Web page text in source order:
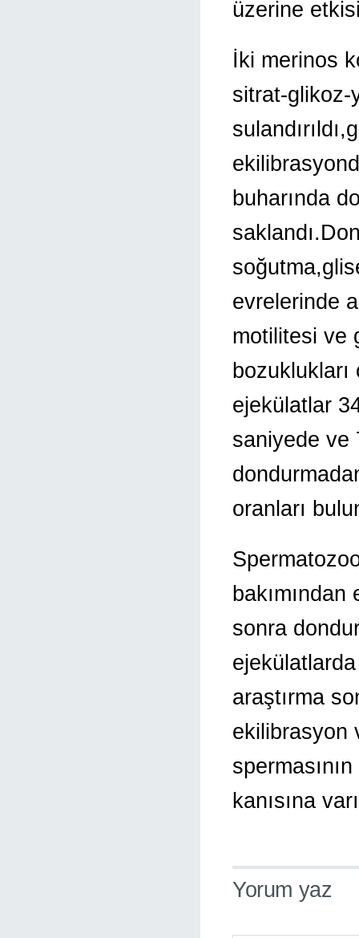
üzerine
İki merinos
sitrat-glikoz-
buharında
evrelerinde
motilitesi ve
bozuklukları
ejekülatlar
saniyede ve
oranları
sonra
araştırma
ekilibrasyon
kanısına
Yorum yaz